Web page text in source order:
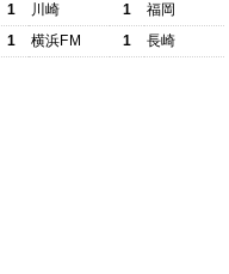
1
川崎 1
福岡
1
横浜FM 1 長崎